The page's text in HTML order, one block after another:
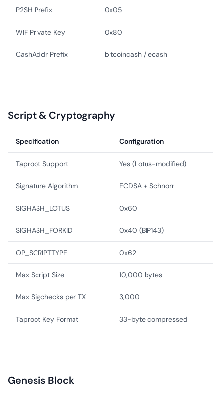
P2SH Prefix 0x05
WIF Private Key 0x80
CashAddr Prefix bitcoincash / ecash
Script & Cryptography
Specification Configuration
Taproot Support Yes (Lotus-modified)
Signature Algorithm ECDSA + Schnorr
SIGHASH_LOTUS 0x60
SIGHASH_FORKID 0x40 (BIP143)
OP_SCRIPTTYPE 0x62
Max Script Size 10,000 bytes
Max Sigchecks per TX 3,000
Taproot Key Format 33-byte compressed
Genesis Block